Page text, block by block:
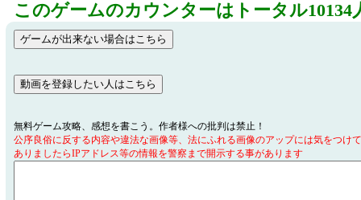
このゲームのカウンターはトータル10134
無料ゲーム攻略、感想を書こう。作者様への批判は禁止！
公序良俗に反する内容や違法な画像等、法にふれる画像のアップには気をつけ
ありましたらIPアドレス等の情報を警察まで開示する事があります